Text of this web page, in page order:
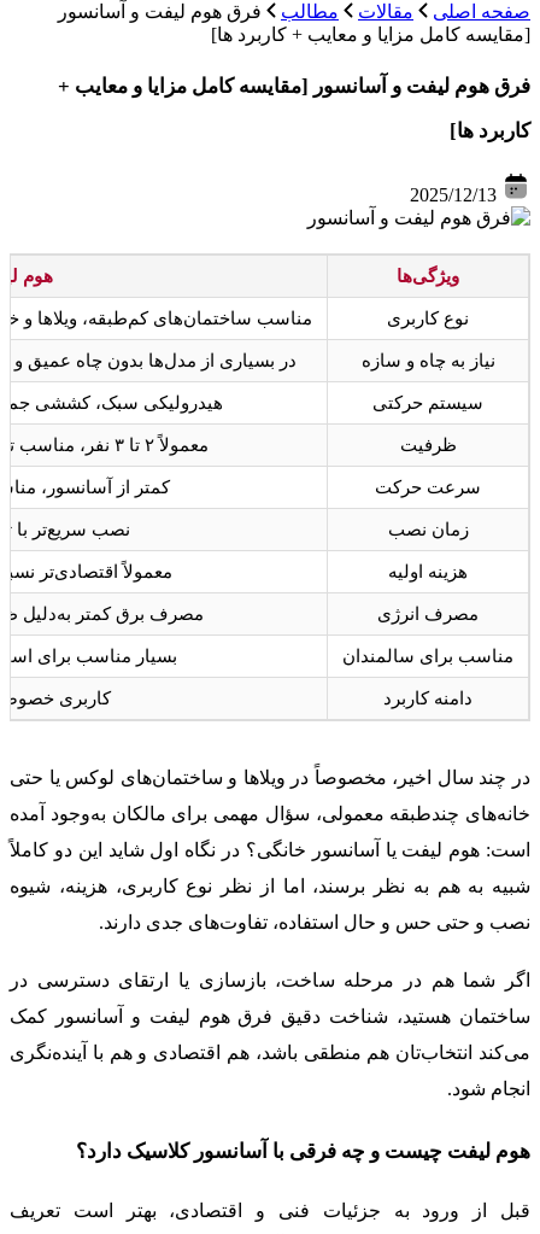
صفحه اصلی مقالات مطالب
فرق هوم لیفت و آسانسور
[مقایسه کامل مزایا و معایب + کاربرد ها]
فرق هوم لیفت و آسانسور [مقایسه کامل مزایا و معایب +
کاربرد ها]
ویژگی‌ها هوم
نوع کاربری مناسب ساختمان‌های کم‌طبقه، ویلاها و
نیاز به چاه و سازه در بسیاری از مدل‌ها بدون چاه عمیق
سیستم حرکتی هیدرولیکی سبک، کششی
ظرفیت معمولاً ۲ تا ۳ نفر، مناسب ترددهای کوتاه و خصوصی
سرعت حرکت کمتر از آسانسور،
زمان نصب نصب سریع‌تر با
هزینه اولیه معمولاً اقتصادی‌تر
مصرف انرژی مصرف برق کمتر به‌دلیل
مناسب برای سالمندان بسیار مناسب برای
دامنه کاربرد کاربری
در چند سال اخیر، مخصوصاً در ویلاها و ساختمان‌های لوکس یا حتی
خانه‌های چندطبقه معمولی، سؤال مهمی برای مالکان به‌وجود آمده
است: هوم لیفت یا آسانسور خانگی؟ در نگاه اول شاید این دو کاملاً
شبیه به هم به نظر برسند، اما از نظر نوع کاربری، هزینه، شیوه
نصب و حتی حس و حال استفاده، تفاوت‌های جدی دارند.
اگر شما هم در مرحله ساخت، بازسازی یا ارتقای دسترسی در
ساختمان هستید، شناخت دقیق فرق هوم لیفت و آسانسور کمک
می‌کند انتخاب‌تان هم منطقی باشد، هم اقتصادی و هم با آینده‌نگری
انجام شود.
هوم لیفت چیست و چه فرقی با آسانسور کلاسیک دارد؟
قبل از ورود به جزئیات فنی و اقتصادی، بهتر است تعریف